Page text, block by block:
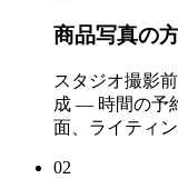
商品写真の
スタジオ撮影
成 — 時間の予
面、ライティ
02